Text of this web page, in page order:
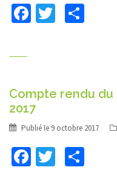
Facebook
Twitter
Compte rendu du
2017
Publié le 9 octobre 2017
Facebook
Twitter